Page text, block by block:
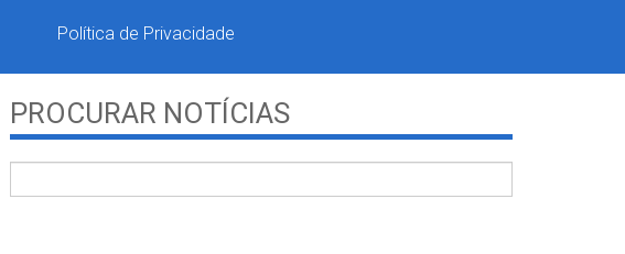
Política de Privacidade
PROCURAR NOTÍCIAS